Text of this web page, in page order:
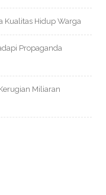
Kualitas Hidup Warga
Propaganda
Miliaran